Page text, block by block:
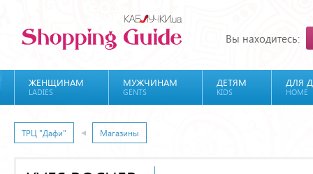
Вы находитесь:
ЖЕНЩИНАМ
LADIES
МУЖЧИНАМ
GENTS
ДЕТЯМ
KIDS
ДЛЯ
HOME
ТРЦ "Дафи" Магазины